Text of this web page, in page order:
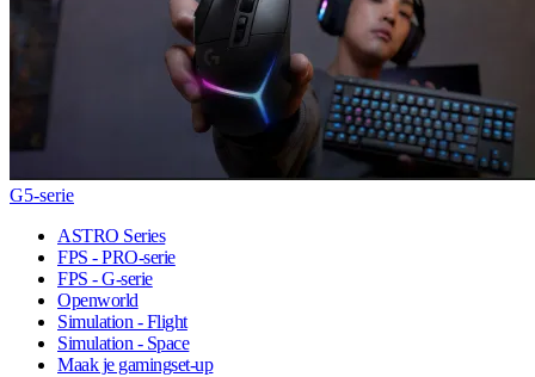
G5-serie
ASTRO Series
FPS - PRO-serie
FPS - G-serie
Openworld
Simulation - Flight
Simulation - Space
Maak je gamingset-up